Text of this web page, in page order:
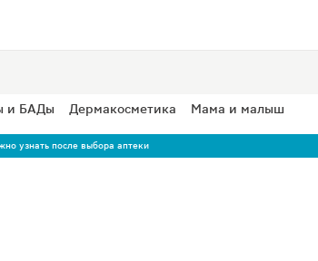
и БАДы Дермакосметика Мама и малыш
узнать после выбора аптеки